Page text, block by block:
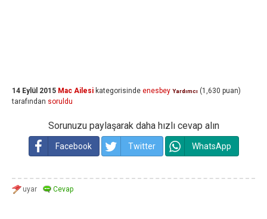
14 Eylül 2015 Mac Ailesi kategorisinde enesbey Yardımcı (1,630 puan)
tarafından soruldu
Sorunuzu paylaşarak daha hızlı cevap alın
Facebook Twitter WhatsApp